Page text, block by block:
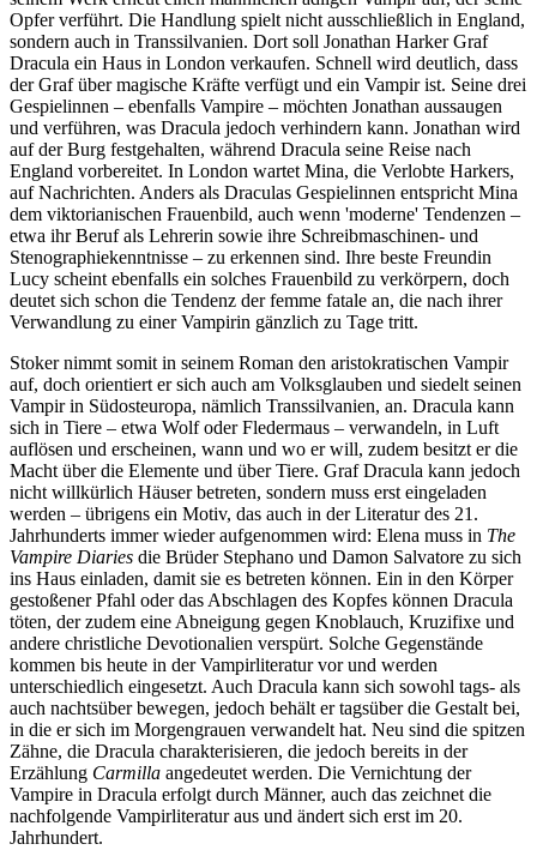
Opfer verführt. Die Handlung spielt nicht ausschließlich in England,
sondern auch in Transsilvanien. Dort soll Jonathan Harker Graf
Dracula ein Haus in London verkaufen. Schnell wird deutlich, dass
der Graf über magische Kräfte verfügt und ein Vampir ist. Seine drei
Gespielinnen – ebenfalls Vampire – möchten Jonathan aussaugen
und verführen, was Dracula jedoch verhindern kann. Jonathan wird
auf der Burg festgehalten, während Dracula seine Reise nach
England vorbereitet. In London wartet Mina, die Verlobte Harkers,
auf Nachrichten. Anders als Draculas Gespielinnen entspricht Mina
dem viktorianischen Frauenbild, auch wenn 'moderne' Tendenzen –
etwa ihr Beruf als Lehrerin sowie ihre Schreibmaschinen- und
Stenographiekenntnisse – zu erkennen sind. Ihre beste Freundin
Lucy scheint ebenfalls ein solches Frauenbild zu verkörpern, doch
deutet sich schon die Tendenz der femme fatale an, die nach ihrer
Verwandlung zu einer Vampirin gänzlich zu Tage tritt.
Stoker nimmt somit in seinem Roman den aristokratischen Vampir
auf, doch orientiert er sich auch am Volksglauben und siedelt seinen
Vampir in Südosteuropa, nämlich Transsilvanien, an. Dracula kann
sich in Tiere – etwa Wolf oder Fledermaus – verwandeln, in Luft
auflösen und erscheinen, wann und wo er will, zudem besitzt er die
Macht über die Elemente und über Tiere. Graf Dracula kann jedoch
nicht willkürlich Häuser betreten, sondern muss erst eingeladen
werden – übrigens ein Motiv, das auch in der Literatur des 21.
Jahrhunderts immer wieder aufgenommen wird: Elena muss in The
Vampire Diaries die Brüder Stephano und Damon Salvatore zu sich
ins Haus einladen, damit sie es betreten können. Ein in den Körper
gestoßener Pfahl oder das Abschlagen des Kopfes können Dracula
töten, der zudem eine Abneigung gegen Knoblauch, Kruzifixe und
andere christliche Devotionalien verspürt. Solche Gegenstände
kommen bis heute in der Vampirliteratur vor und werden
unterschiedlich eingesetzt. Auch Dracula kann sich sowohl tags- als
auch nachtsüber bewegen, jedoch behält er tagsüber die Gestalt bei,
in die er sich im Morgengrauen verwandelt hat. Neu sind die spitzen
Zähne, die Dracula charakterisieren, die jedoch bereits in der
Erzählung Carmilla angedeutet werden. Die Vernichtung der
Vampire in Dracula erfolgt durch Männer, auch das zeichnet die
nachfolgende Vampirliteratur aus und ändert sich erst im 20.
Jahrhundert.